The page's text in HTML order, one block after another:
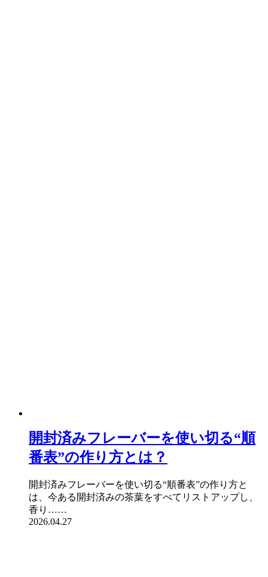
開封済みフレーバーを使い切る“順
番表”の作り方とは？
開封済みフレーバーを使い切る“順番表”の作り方と
は、今ある開封済みの茶葉をすべてリストアップし、
香り……
2026.04.27